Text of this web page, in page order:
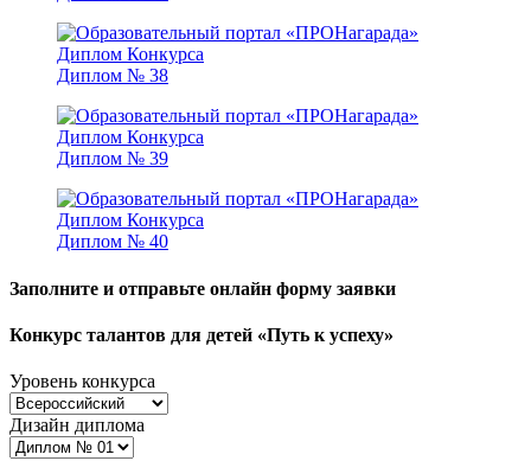
Диплом № 38
Диплом № 39
Диплом № 40
Заполните и отправьте онлайн форму заявки
Конкурс талантов для детей «Путь к успеху»
Уровень конкурса
Дизайн диплома